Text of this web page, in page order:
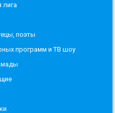
лига
поэты
программ и ТВ шоу